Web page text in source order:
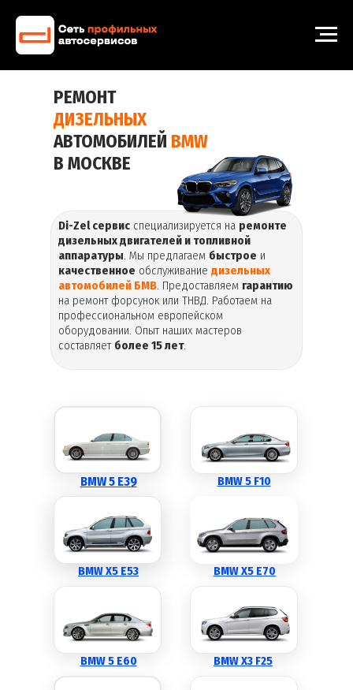
РЕМОНТ
ДИЗЕЛЬНЫХ
АВТОМОБИЛЕЙ BMW
В МОСКВЕ
Di-Zel сервис специализируется на ремонте
дизельных двигателей и топливной
аппаратуры. Мы предлагаем быстрое и
качественное обслуживание дизельных
автомобилей БМВ. Предоставляем гарантию
на ремонт форсунок или ТНВД. Работаем на
профессиональном европейском
оборудовании. Опыт наших мастеров
составляет более 15 лет.
BMW 5 F10
BMW X5 E53 BMW X5 E70
BMW 5 E60 BMW X3 F25
BMW 5 E39